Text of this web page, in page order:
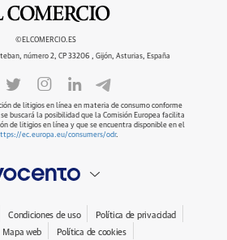
©ELCOMERCIO.ES
número 2, CP 33206 , Gijón, Asturias, España
de litigios en línea en materia de consumo conforme
buscará la posibilidad que la Comisión Europea facilita
de litigios en línea y que se encuentra disponible en el
ec.europa.eu/consumers/odr.
Condiciones de uso
Política de privacidad
Mapa web Política de cookies